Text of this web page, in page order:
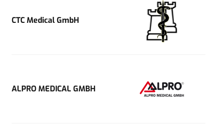
CTC Medical GmbH
ALPRO MEDICAL GMBH